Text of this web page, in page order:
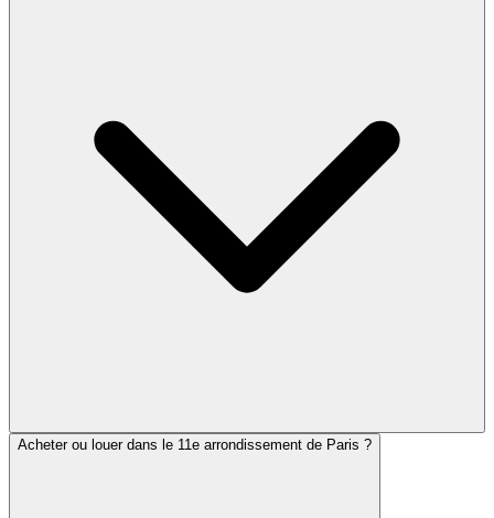
Acheter ou louer dans le 11e arrondissement de Paris ?